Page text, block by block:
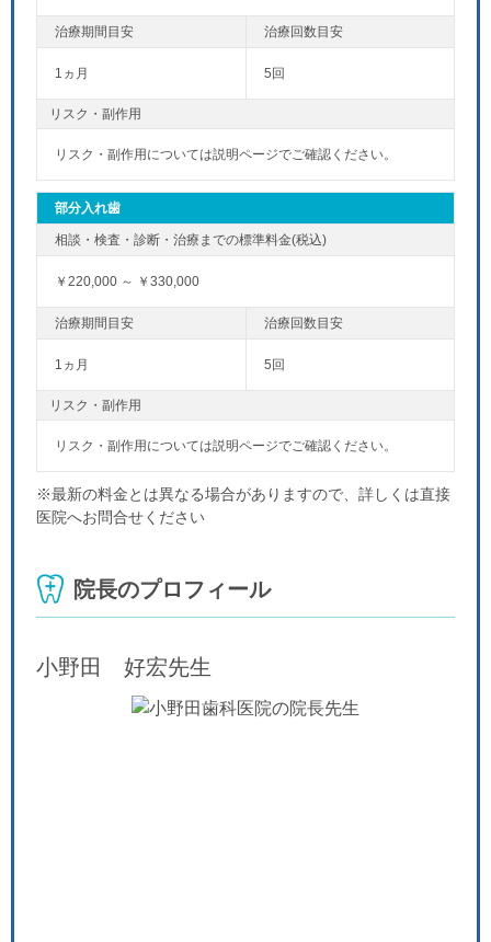
1ヵ月 5回
リスク・副作用
リスク・副作用については説明ページでご確認ください。
部分入れ歯
￥220,000 ～ ￥330,000
1ヵ月 5回
リスク・副作用
リスク・副作用については説明ページでご確認ください。
※最新の料金とは異なる場合がありますので、詳しくは直接
医院へお問合せください
院長のプロフィール
小野田 好宏先生